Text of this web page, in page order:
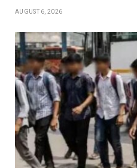
AUGUST 6, 2026